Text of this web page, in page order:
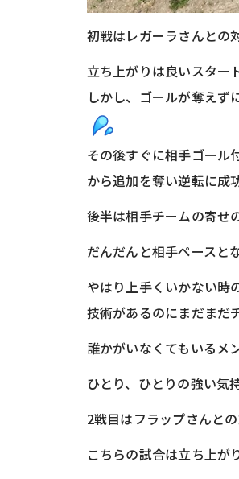
初戦はレガーラさんとの
立ち上がりは良いスター
しかし、ゴールが奪えず
その後すぐに相手ゴール
から追加を奪い逆転に成
後半は相手チームの寄せ
だんだんと相手ペースと
やはり上手くいかない時
技術があるのにまだまだ
誰かがいなくてもいるメ
ひとり、ひとりの強い気
2戦目はフラップさんとの
こちらの試合は立ち上が